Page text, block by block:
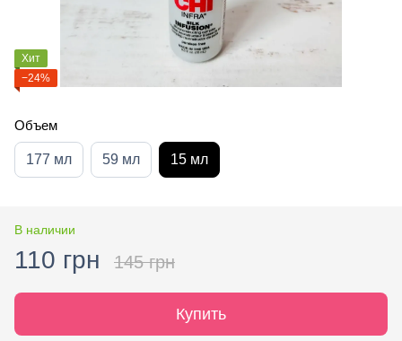
Хит
−24%
Объем
177 мл 59 мл 15 мл
В наличии
110 грн 145 грн
Купить